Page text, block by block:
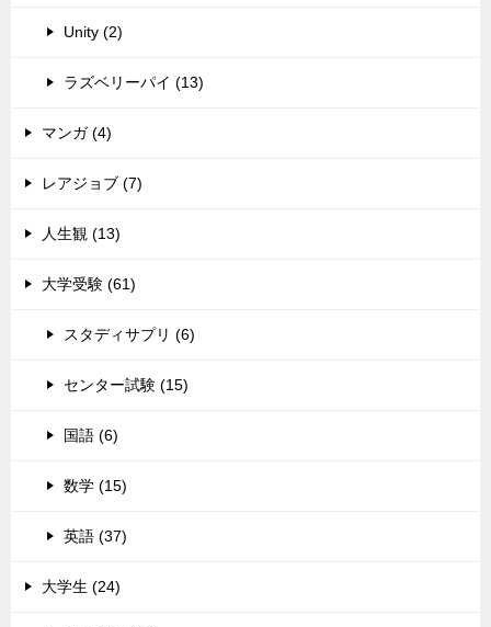
Unity (2)
ラズベリーパイ (13)
マンガ (4)
レアジョブ (7)
人生観 (13)
大学受験 (61)
スタディサプリ (6)
センター試験 (15)
国語 (6)
数学 (15)
英語 (37)
大学生 (24)